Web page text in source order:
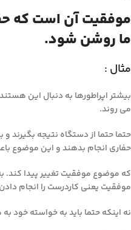
موفقیت آن است که
ما روشن شود.
مثال :
بیشتر اپراطورها به دنبال این
می روند.
حتما حتما از دستگاه نتیجه
حفاری انجام بدهند و این موضوع
که موضوع موفقیت تغییر پیدا
موفقیت یعنی کاردرست را انجام
نه اینکه حتما باید به خواسته خود